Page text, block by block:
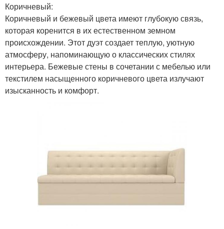
Коричневый:
Коричневый и бежевый цвета имеют глубокую связь,
которая коренится в их естественном земном
происхождении. Этот дуэт создает теплую, уютную
атмосферу, напоминающую о классических стилях
интерьера. Бежевые стены в сочетании с мебелью или
текстилем насыщенного коричневого цвета излучают
изысканность и комфорт.